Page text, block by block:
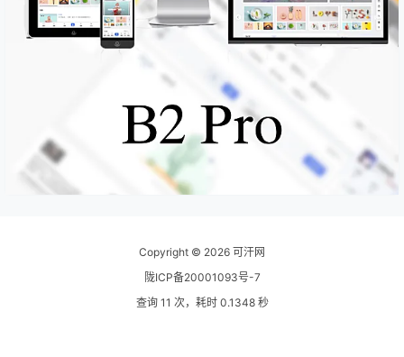
Copyright © 2026 可汗网
陇ICP备20001093号-7
查询 11 次，耗时 0.1348 秒